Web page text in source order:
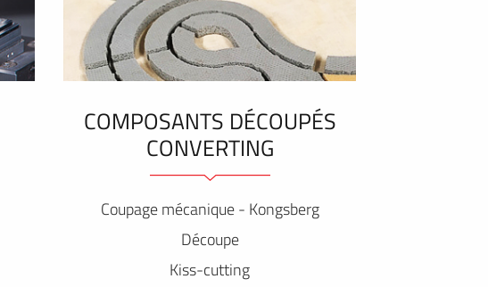
COMPOSANTS DÉCOUPÉS
CONVERTING
Coupage mécanique - Kongsberg
Découpe
Kiss-cutting